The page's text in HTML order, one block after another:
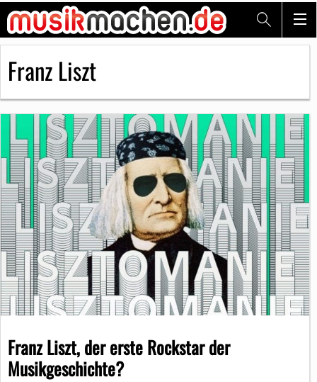
Franz Liszt
Franz Liszt, der erste Rockstar der
Musikgeschichte?